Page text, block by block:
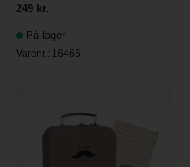
249 kr.
På lager
Varenr.: 16466